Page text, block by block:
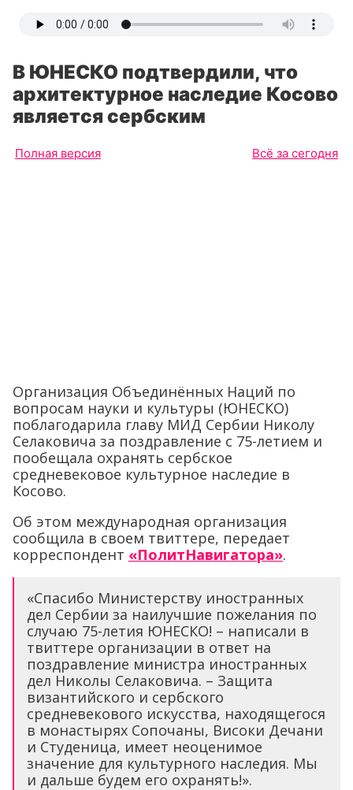
В ЮНЕСКО подтвердили, что
архитектурное наследие Косово
является сербским
Полная версия Всё за сегодня
Организация Объединённых Наций по
вопросам науки и культуры (ЮНЕСКО)
поблагодарила главу МИД Сербии Николу
Селаковича за поздравление с 75-летием и
пообещала охранять сербское
средневековое культурное наследие в
Косово.
Об этом международная организация
сообщила в своем твиттере, передает
корреспондент «ПолитНавигатора».
«Спасибо Министерству иностранных
дел Сербии за наилучшие пожелания по
случаю 75-летия ЮНЕСКО! – написали в
твиттере организации в ответ на
поздравление министра иностранных
дел Николы Селаковича. – Защита
византийского и сербского
средневекового искусства, находящегося
в монастырях Сопочаны, Високи Дечани
и Студеница, имеет неоценимое
значение для культурного наследия. Мы
и дальше будем его охранять!».